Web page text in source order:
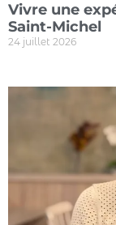
Vivre une
Saint-Michel
24 juillet 2026